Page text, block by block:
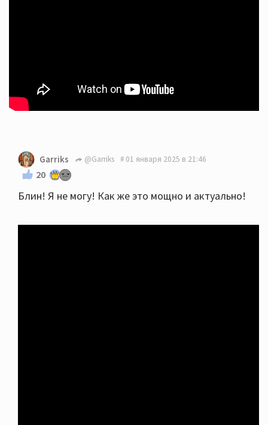
Garriks @Garriks 01 января 2025 в 21:46
20
Блин! Я не могу! Как же это мощно и актуально!